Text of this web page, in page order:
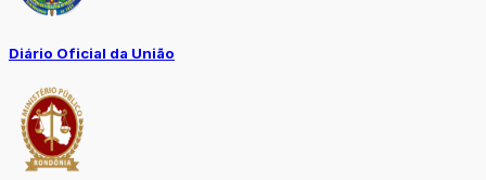
Diário Oficial da União